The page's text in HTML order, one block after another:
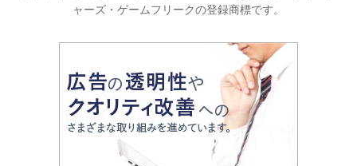
ャーズ・ゲームフリークの登録商標です。